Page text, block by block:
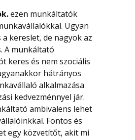
ezen munkáltatók
Ugyan
kereslet, de nagyok az
A munkáltató
keres és nem szociális
hátrányos
alkalmazása
kedvezménnyel jár.
ambivalens lehet
Fontos és
egy közvetítőt, akit mi